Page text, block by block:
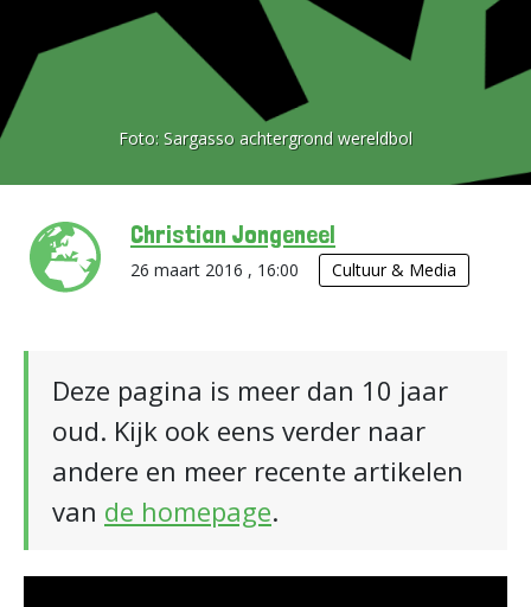
Foto: Sargasso achtergrond wereldbol
Christian Jongeneel
26 maart 2016 , 16:00 Cultuur & Media
Deze pagina is meer dan 10 jaar
oud. Kijk ook eens verder naar
andere en meer recente artikelen
van de homepage.